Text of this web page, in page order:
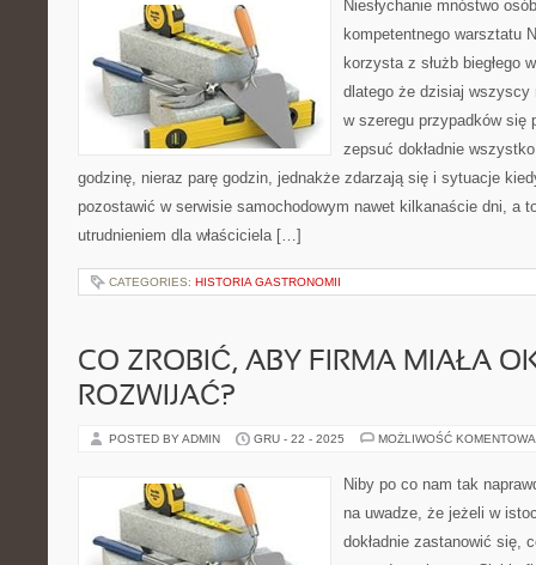
Niesłychanie mnóstwo
kompetentnego warsztatu
korzysta z służb biegłego
dlatego że dzisiaj wszyscy
w szeregu przypadków się
zepsuć dokładnie
godzinę, nieraz parę godzin, jednakże zdarzają się i sytuacje
pozostawić w serwisie samochodowym nawet kilkanaście dni, a
utrudnieniem dla właściciela […]
CATEGORIES: HISTORIA GASTRONOMII
CO ZROBIĆ, ABY FIRMA MIAŁA
ROZWIJAĆ?
POSTED BY ADMIN GRU - 22 - 2025 MOŻLIWOŚĆ
Niby po co nam tak
na uwadze, że jeżeli w
dokładnie zastanowić się,